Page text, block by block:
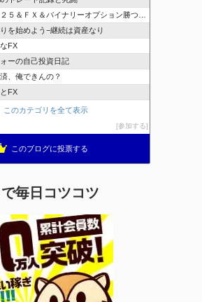
５＆ＦＸ＆バイナリーオプション勝つための
を始めよう−継続は資産なり
FX
ーの自己投資日記
、俺できんの？
FX
このカテゴリを全て表示
参加する
このブログに投票する
毎日コツコツ